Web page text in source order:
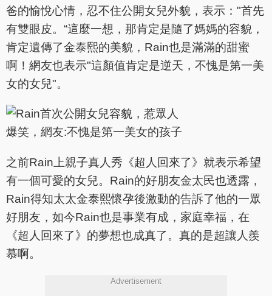
爸的愉悅心情，忍不住公開女兒外貌，表示："首先
有雙眼皮。“這麼一想，那肯定是隨了媽媽的容貌，
肯定遺傳了金泰熙的美貌，Rain也是滿滿的甜蜜
啊！網友也表示"這顏值肯定是逆天，不愧是第一美
女的女兒"。
之前Rain上親子真人秀《超人回來了》就表示希望
有一個可愛的女兒。Rain的好朋友金太民也透露，
Rain得知太太金泰熙懷孕後激動的告訴了他的一眾
好朋友，如今Rain也是事業有成，家庭幸福，在
《超人回來了》的夢想也成真了。真的是超讓人羨
慕啊。
Advertisement